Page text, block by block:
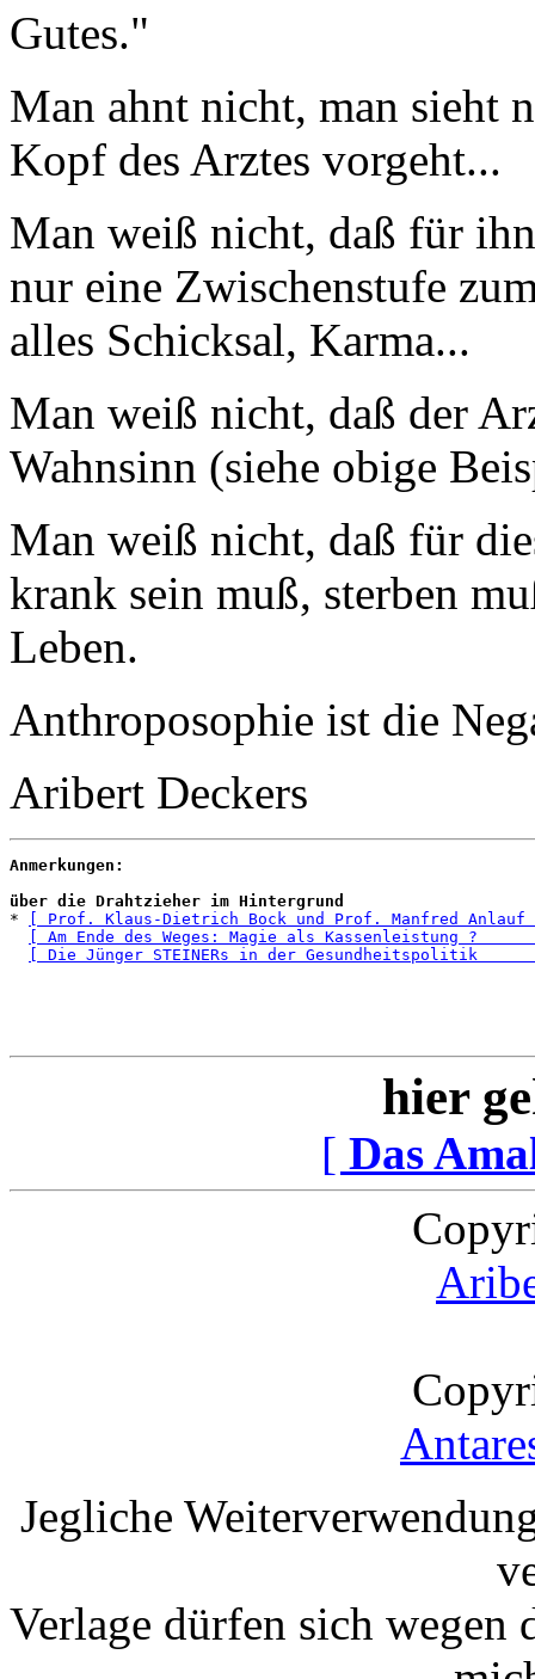
Gutes."
Man ahnt nicht, man sieht
Kopf des Arztes vorgeht...
Man weiß nicht, daß für
nur eine Zwischenstufe
alles Schicksal, Karma...
Man weiß nicht, daß der
Wahnsinn (siehe obige
Man weiß nicht, daß für
krank sein muß, sterben
Leben.
Anthroposophie ist die
Aribert Deckers
Anmerkungen:
über die Drahtzieher im Hintergrund
*
[ Prof. Klaus-Dietrich Bock und Prof. Manfred
[ Am Ende des Weges: Magie als Kassenleistung ?
[ Die Jünger STEINERs in der Gesundheitspolitik
hier
[ Das
Jegliche
Verlage dürfen sich wegen